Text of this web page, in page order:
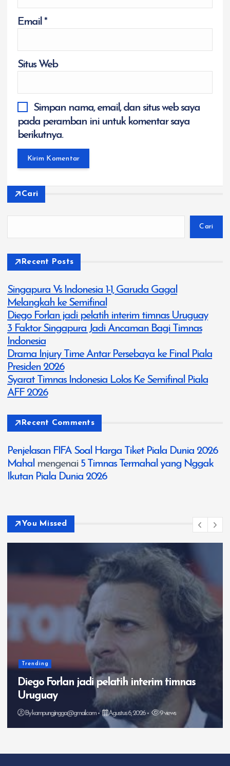
Email *
Situs Web
Simpan nama, email, dan situs web saya
pada peramban ini untuk komentar saya
berikutnya.
Cari
Cari
Recent Posts
Singapura Vs Indonesia 1-1, Garuda Gagal
Melangkah ke Semifinal
Diego Forlan jadi pelatih interim timnas Uruguay
3 Faktor Singapura Jadi Ancaman Bagi Timnas
Indonesia
Drama Injury Time Antar Persebaya ke Final Piala
Presiden 2026
Syarat Timnas Indonesia Lolos Ke Semifinal Piala
AFF 2026
Recent Comments
Penjelasan FIFA Soal Harga Tiket Piala Dunia 2026
Mahal mengenai 5 Timnas Termahal yang Nggak
Ikutan Piala Dunia 2026
You Missed
Timnas Indonesia
3 Faktor Singapura Jadi Ancaman Bagi
Timnas Indonesia
Bykampungjingga@gmail.com Agustus 5, 2026 6 views